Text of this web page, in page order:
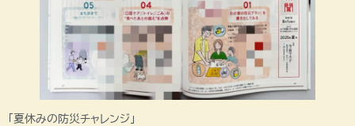
「夏休みの防災チャレンジ」